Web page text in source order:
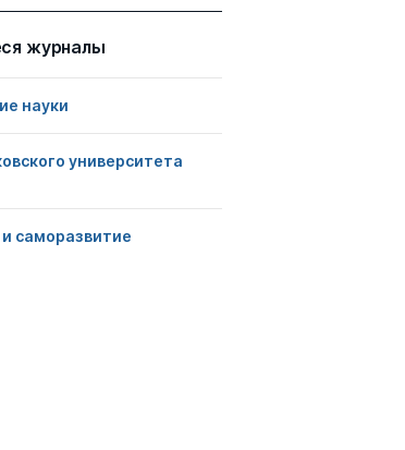
журналы
науки
университета
саморазвитие